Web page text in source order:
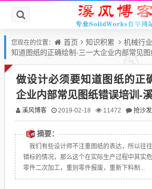
您现在的位置： 首页 知识积累 机械行
知道图纸的正确绘制-三一大企业内部常见
做设计必须要知道图纸的正
企业内部常见图纸错误培训-
溪风博客 2019-02-18 11472 抢沙发
摘要：
我们有些设计师不注重图纸的表达，所以往
错标的情况，那么这个在实际生产过程中其实
零件二次加工，重则零件报废，重新下料制...